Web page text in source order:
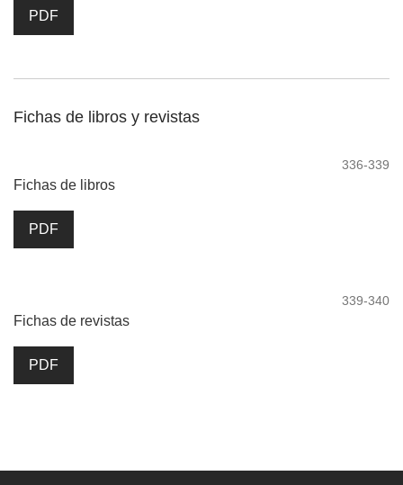
PDF
Fichas de libros y revistas
336-339
Fichas de libros
PDF
339-340
Fichas de revistas
PDF